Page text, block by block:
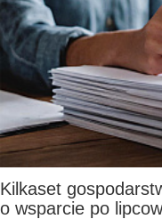
Kilkaset
o wsparcie po